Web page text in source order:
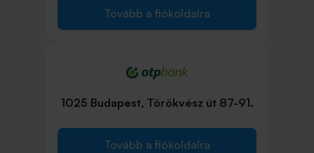
Tovább a fiókoldalra
1025 Budapest, Törökvész út 87-91.
Tovább a fiókoldalra